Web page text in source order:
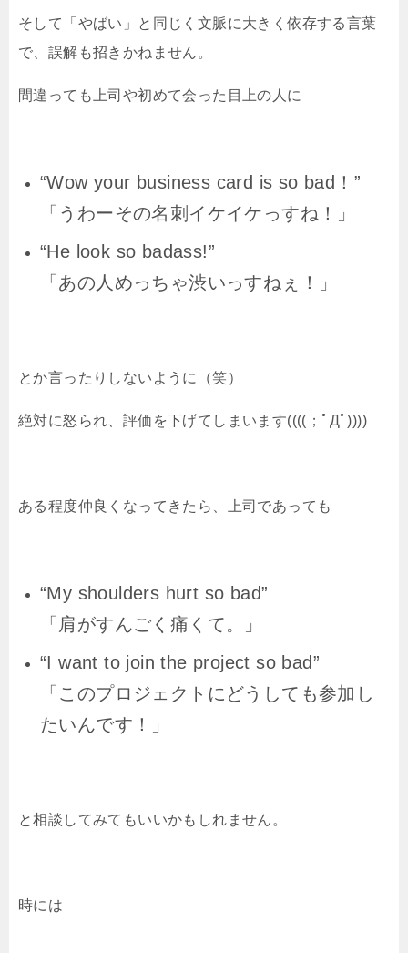
そして「やばい」と同じく文脈に大きく依存する言葉
で、誤解も招きかねません。
間違っても上司や初めて会った目上の人に
“Wow your business card is so bad！”
「うわーその名刺イケイケっすね！」
“He look so badass!”
「あの人めっちゃ渋いっすねぇ！」
とか言ったりしないように（笑）
絶対に怒られ、評価を下げてしまいます((((；ﾟДﾟ))))
ある程度仲良くなってきたら、上司であっても
“My shoulders hurt so bad”
「肩がすんごく痛くて。」
“I want to join the project so bad”
「このプロジェクトにどうしても参加し
たいんです！」
と相談してみてもいいかもしれません。
時には